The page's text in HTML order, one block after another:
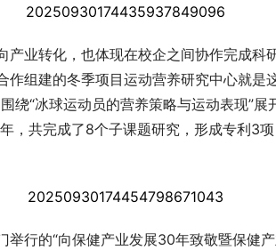
产业转化，也体现在校企之间协作完成科
组建的冬季项目运动营养研究中心就是
绕“冰球运动员的营养策略与运动表现”
，共完成了8个子课题研究，形成专利3
举行的“向保健产业发展30年致敬暨保健